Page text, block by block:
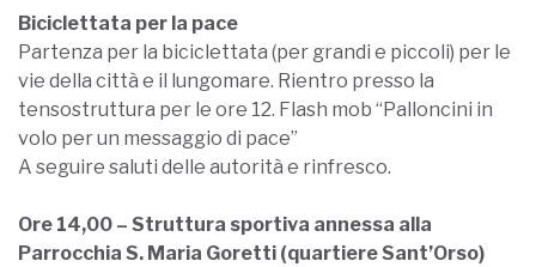
Biciclettata per la pace
Partenza per la biciclettata (per grandi e piccoli) per le
vie della città e il lungomare. Rientro presso la
tensostruttura per le ore 12. Flash mob “Palloncini in
volo per un messaggio di pace”
A seguire saluti delle autorità e rinfresco.
Ore 14,00 – Struttura sportiva annessa alla
Parrocchia S. Maria Goretti (quartiere Sant’Orso)